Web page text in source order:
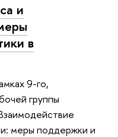
и
в
9-го,
группы
меры поддержки и